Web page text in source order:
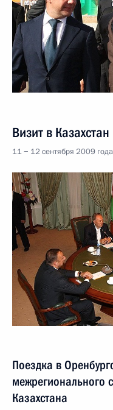
Визит в Казахстан
11 − 12 сентября 2009 года
Поездка в
межрегионального
Казахстана